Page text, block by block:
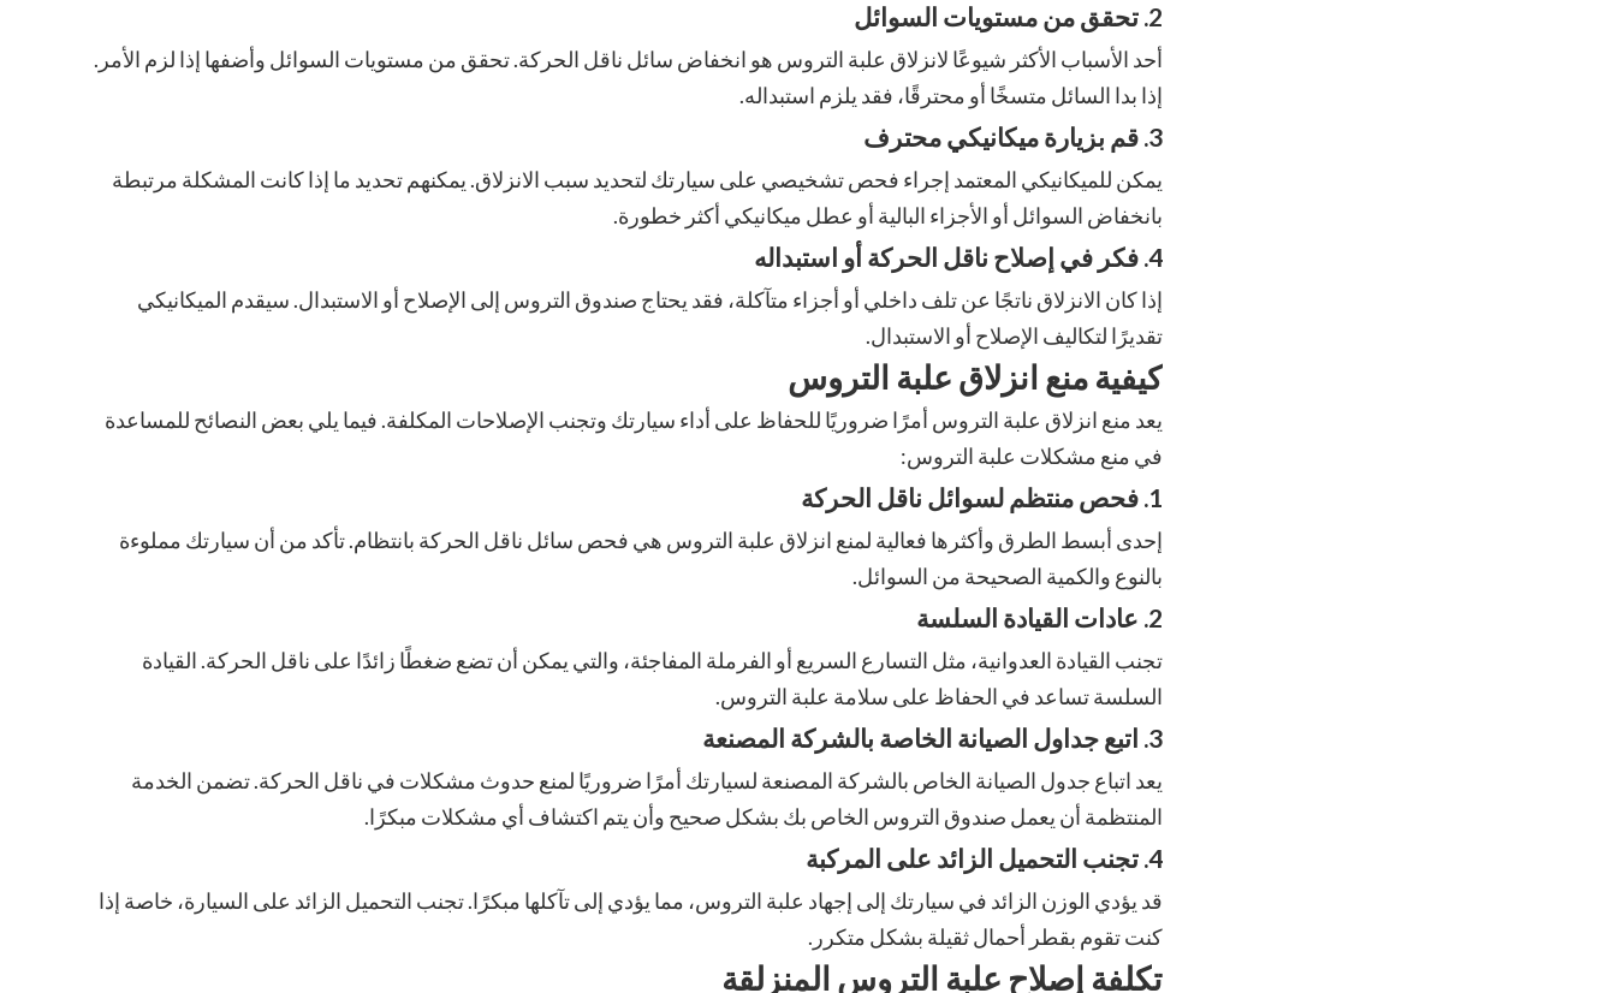
2. تحقق من مستويات السوائل
أحد الأسباب الأكثر شيوعًا لانزلاق علبة التروس هو انخفاض سائل ناقل الحركة. تحقق من مستويات السوائل وأضفها إذا لزم الأمر.
إذا بدا السائل متسخًا أو محترقًا، فقد يلزم استبداله.
3. قم بزيارة ميكانيكي محترف
يمكن للميكانيكي المعتمد إجراء فحص تشخيصي على سيارتك لتحديد سبب الانزلاق. يمكنهم تحديد ما إذا كانت المشكلة مرتبطة
بانخفاض السوائل أو الأجزاء البالية أو عطل ميكانيكي أكثر خطورة.
4. فكر في إصلاح ناقل الحركة أو استبداله
إذا كان الانزلاق ناتجًا عن تلف داخلي أو أجزاء متآكلة، فقد يحتاج صندوق التروس إلى الإصلاح أو الاستبدال. سيقدم الميكانيكي
تقديرًا لتكاليف الإصلاح أو الاستبدال.
كيفية منع انزلاق علبة التروس
يعد منع انزلاق علبة التروس أمرًا ضروريًا للحفاظ على أداء سيارتك وتجنب الإصلاحات المكلفة. فيما يلي بعض النصائح للمساعدة
في منع مشكلات علبة التروس:
1. فحص منتظم لسوائل ناقل الحركة
إحدى أبسط الطرق وأكثرها فعالية لمنع انزلاق علبة التروس هي فحص سائل ناقل الحركة بانتظام. تأكد من أن سيارتك مملوءة
بالنوع والكمية الصحيحة من السوائل.
2. عادات القيادة السلسة
تجنب القيادة العدوانية، مثل التسارع السريع أو الفرملة المفاجئة، والتي يمكن أن تضع ضغطًا زائدًا على ناقل الحركة. القيادة
السلسة تساعد في الحفاظ على سلامة علبة التروس.
3. اتبع جداول الصيانة الخاصة بالشركة المصنعة
يعد اتباع جدول الصيانة الخاص بالشركة المصنعة لسيارتك أمرًا ضروريًا لمنع حدوث مشكلات في ناقل الحركة. تضمن الخدمة
المنتظمة أن يعمل صندوق التروس الخاص بك بشكل صحيح وأن يتم اكتشاف أي مشكلات مبكرًا.
4. تجنب التحميل الزائد على المركبة
قد يؤدي الوزن الزائد في سيارتك إلى إجهاد علبة التروس، مما يؤدي إلى تآكلها مبكرًا. تجنب التحميل الزائد على السيارة، خاصة إذا
كنت تقوم بقطر أحمال ثقيلة بشكل متكرر.
تكلفة إصلاح علبة التروس المنزلقة